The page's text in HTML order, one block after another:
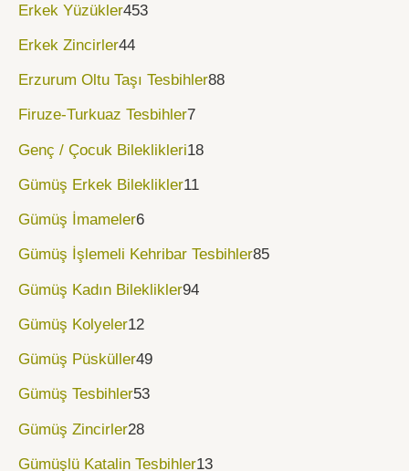
Erkek Yüzükler453
Erkek Zincirler44
Erzurum Oltu Taşı Tesbihler88
Firuze-Turkuaz Tesbihler7
Genç / Çocuk Bileklikleri18
Gümüş Erkek Bileklikler11
Gümüş İmameler6
Gümüş İşlemeli Kehribar Tesbihler85
Gümüş Kadın Bileklikler94
Gümüş Kolyeler12
Gümüş Püsküller49
Gümüş Tesbihler53
Gümüş Zincirler28
Gümüşlü Katalin Tesbihler13